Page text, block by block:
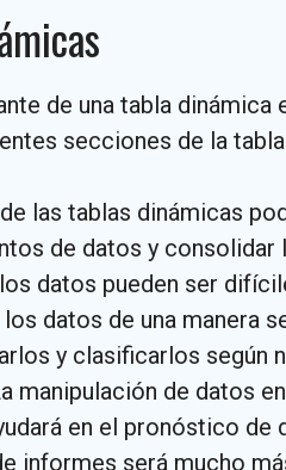
de una tabla
secciones de la
de las tablas dinámicas
de datos y
datos pueden ser
datos de una manera
y clasificarlos según
manipulación de datos
en el pronóstico de
informes será mucho